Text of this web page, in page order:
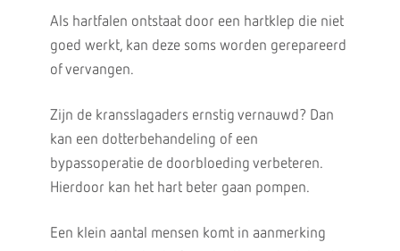
Als hartfalen ontstaat door een hartklep die niet
goed werkt, kan deze soms worden gerepareerd
of vervangen.
Zijn de kransslagaders ernstig vernauwd? Dan
kan een dotterbehandeling of een
bypassoperatie de doorbloeding verbeteren.
Hierdoor kan het hart beter gaan pompen.
Een klein aantal mensen komt in aanmerking